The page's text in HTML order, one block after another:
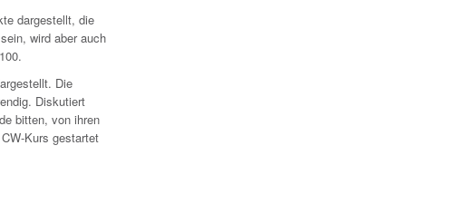
dargestellt, die
wird aber auch
Die
Diskutiert
bitten, von ihren
Kurs gestartet